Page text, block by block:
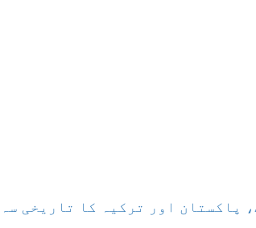
پاکستان اور ترکیہ کا تاریخی